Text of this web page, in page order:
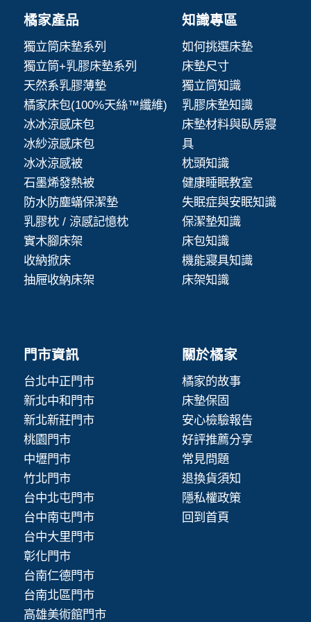
橘家產品
獨立筒床墊系列
獨立筒+乳膠床墊系列
天然系乳膠薄墊
橘家床包(100%天絲™纖維)
冰冰涼感床包
冰紗涼感床包
冰冰涼感被
石墨烯發熱被
防水防塵蟎保潔墊
乳膠枕 / 涼感記憶枕
實木腳床架
收納掀床
抽屜收納床架
知識專區
如何挑選床墊
床墊尺寸
獨立筒知識
乳膠床墊知識
床墊材料與臥房寢
具
枕頭知識
健康睡眠教室
失眠症與安眠知識
保潔墊知識
床包知識
機能寢具知識
床架知識
門市資訊
台北中正門市
新北中和門市
新北新莊門市
桃園門市
中壢門市
竹北門市
台中北屯門市
台中南屯門市
台中大里門市
彰化門市
台南仁德門市
台南北區門市
高雄美術館門市
關於橘家
橘家的故事
床墊保固
安心檢驗報告
好評推薦分享
常見問題
退換貨須知
隱私權政策
回到首頁